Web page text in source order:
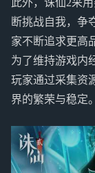
此外，诛仙2采
断挑战自我，争
家不断追求更高
为了维持游戏内
玩家通过采集资
界的繁荣与稳定。